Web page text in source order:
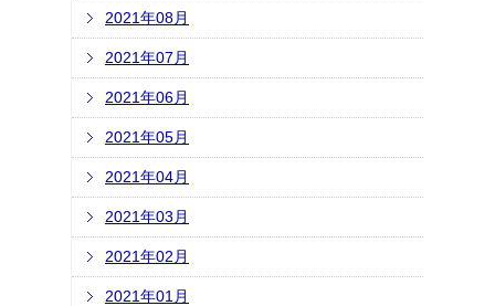
2021年08月
2021年07月
2021年06月
2021年05月
2021年04月
2021年03月
2021年02月
2021年01月